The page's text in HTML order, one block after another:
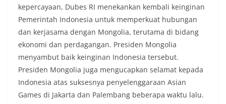
kepercayaan, Dubes RI menekankan kembali keinginan
Pemerintah Indonesia untuk memperkuat hubungan
dan kerjasama dengan Mongolia, terutama di bidang
ekonomi dan perdagangan. Presiden Mongolia
menyambut baik keinginan Indonesia tersebut.
Presiden Mongolia juga mengucapkan selamat kepada
Indonesia atas suksesnya penyelenggaraan Asian
Games di Jakarta dan Palembang beberapa waktu lalu.